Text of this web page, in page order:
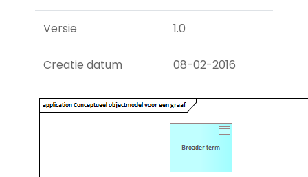
Versie 1.0
Creatie datum 08-02-2016